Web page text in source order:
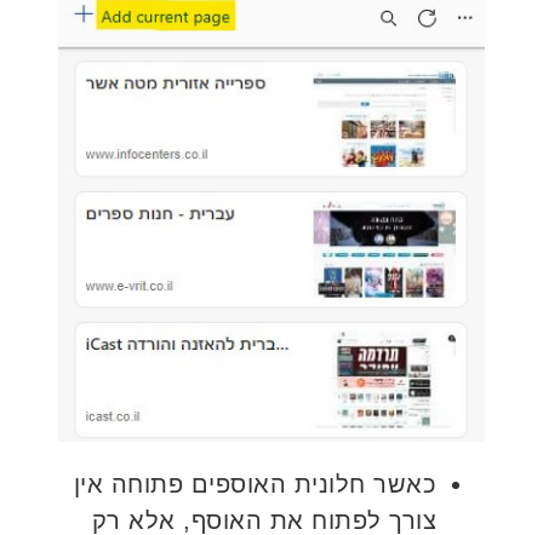
כאשר חלונית האוספים פתוחה אין
צורך לפתוח את האוסף, אלא רק